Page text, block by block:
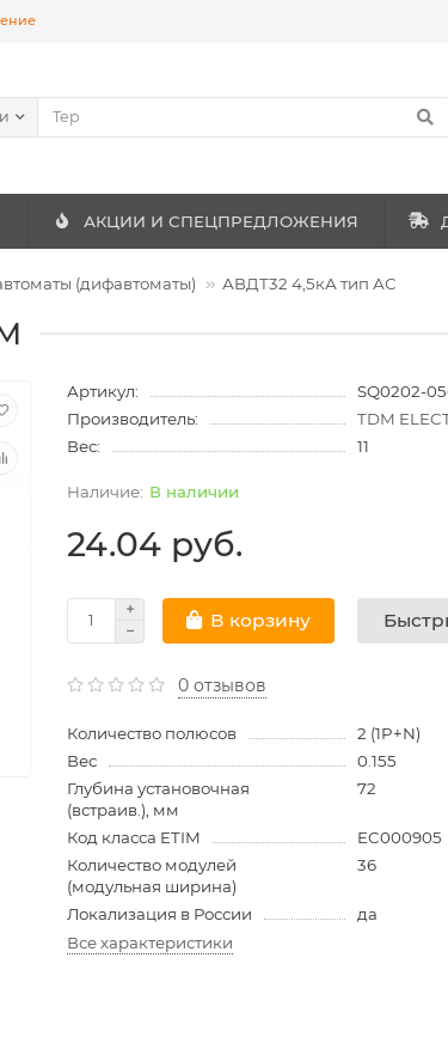
АКЦИИ И СПЕЦПРЕДЛОЖЕНИЯ
(дифавтоматы) АВДТ32 4,5кА тип АС
Артикул:
SQ0202-
Производитель:
TDM
Вес:
11
В наличии
24.04 руб.
В корзину
0 отзывов
Количество полюсов
2 (1P+N)
Вес
0.155
Глубина установочная
(встраив.), мм
72
Код класса ETIM
EC000905
Количество модулей
(модульная ширина)
36
Локализация в России
да
Все характеристики